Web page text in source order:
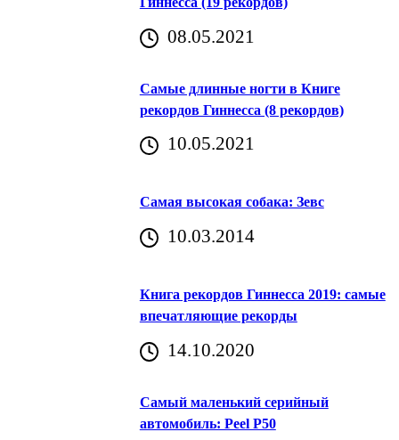
08.05.2021
Самые длинные ногти в Книге
рекордов Гиннесса (8 рекордов)
10.05.2021
Самая высокая собака: Зевс
10.03.2014
Книга рекордов Гиннесса 2019: самые
впечатляющие рекорды
14.10.2020
Самый маленький серийный
автомобиль: Peel P50